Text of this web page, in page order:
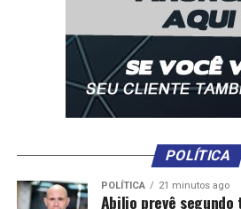
POLÍTICA
POLÍTICA 21 minutos ago
Abilio prevê